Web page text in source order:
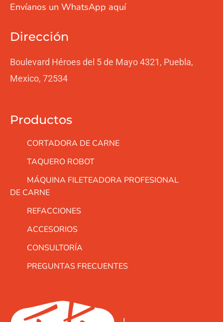
Envíanos un WhatsApp aquí
Dirección
Boulevard Héroes del 5 de Mayo 4321, Puebla,
Mexico, 72534
Productos
CORTADORA DE CARNE
TAQUERO ROBOT
MÁQUINA FILETEADORA PROFESIONAL
DE CARNE
REFACCIONES
ACCESORIOS
CONSULTORÍA
PREGUNTAS FRECUENTES